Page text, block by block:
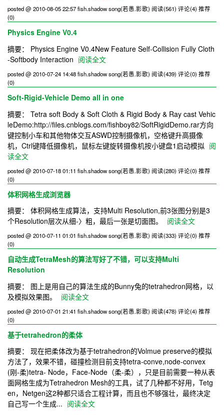
posted @ 2010-08-05 22:57 fish.shadow song(若愚.影歌) 阅读(561) 评论(4) 推荐
(0)
Physics Engine V0.4
摘要： Physics Engine V0.4New Feature Self-Collision Fully Cloth
-Softbody Interaction 阅读全文
posted @ 2010-07-24 14:48 fish.shadow song(若愚.影歌) 阅读(439) 评论(0) 推荐
(0)
Soft-Rigid-Vehicle Demo all in one
摘要： Tetra soft Body & Soft Cloth & Rigid Body & Ray cast Vehic
leDemo:http://files.cnblogs.com/fishboy82/SoftRigidDemo.rar方向
键控制小车和其他物体交互ASWD控制摄像机，空格键升高摄像
机，Ctrl键降低摄像机，鼠标左键旋转摄像机按小键盘1启动模拟 阅
读全文
posted @ 2010-07-18 01:11 fish.shadow song(若愚.影歌) 阅读(280) 评论(0) 推荐
(0)
体积网格生成浏览器
摘要： 体积网格生成算法，支持Multi Resolution,前3张图分别是3
个Resolution层次从细-〉粗，最后一张是切面图。
阅读全文
posted @ 2010-07-11 01:01 fish.shadow song(若愚.影歌) 阅读(333) 评论(0) 推荐
(0)
自动生成TetraMesh的算法写好了不错，可以支持Multi
Resolution
摘要： 图上是用自己的算法生成的Bunny兔的tetrahedron网格，以
及模拟效果图。
阅读全文
posted @ 2010-07-01 21:41 fish.shadow song(若愚.影歌) 阅读(478) 评论(4) 推荐
(0)
基于tetrahedron的柔体
摘要： 现在把柔体改为基于tetrahedron的Volmue preserve的模拟
方法了，效果不错，碰撞检测目前支持tetra-conve,node-convex
(刚-柔)tetra- Node，Face-Node（柔-柔），只是目前需要一种从表
面网格生成为Tetrahedron Mesh的工具，试了几种都不好用，Tetg
en，Netgen这2种都只适合工程计算，而且也不够强壮，最终决定
自己写一个生成... 阅读全文